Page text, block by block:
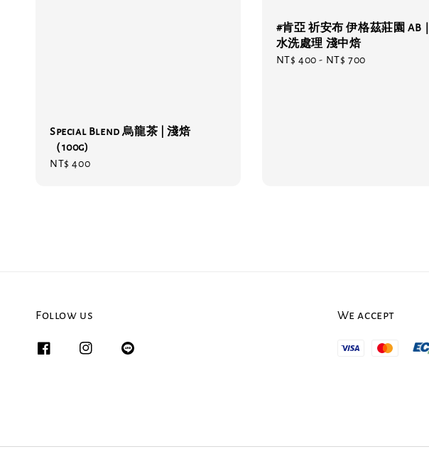
Special Blend 烏龍茶 | 淺焙
（100g)
Regular
NT$ 400
#肯亞 祈安布 伊格茲莊園 AB｜
水洗處理 淺中焙
Regular
NT$ 400 - NT$ 700
Follow us We accept